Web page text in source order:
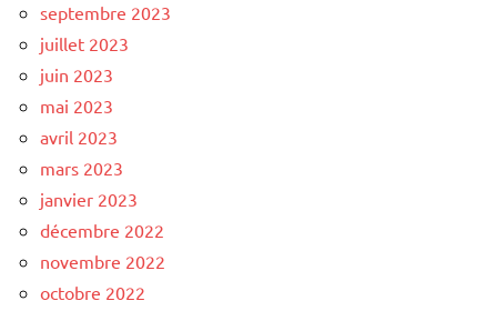
septembre 2023
juillet 2023
juin 2023
mai 2023
avril 2023
mars 2023
janvier 2023
décembre 2022
novembre 2022
octobre 2022